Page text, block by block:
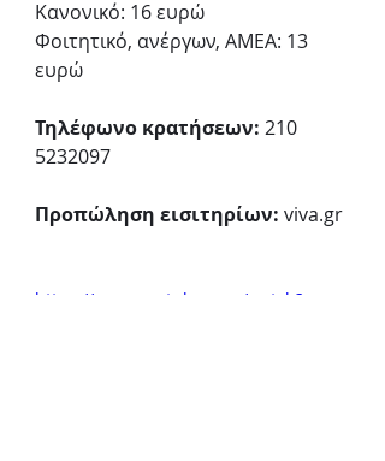
Κανονικό: 16 ευρώ
Φοιτητικό, ανέργων, ΑΜΕΑ: 13
ευρώ
Τηλέφωνο κρατήσεων: 210
5232097
Προπώληση εισιτηρίων: viva.gr
https://www.youtube.com/watch?